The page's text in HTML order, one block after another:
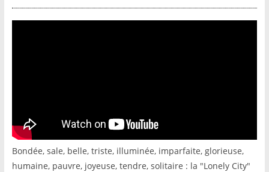
Bondée, sale, belle, triste, illuminée, imparfaite, glorieuse,
humaine, pauvre, joyeuse, tendre, solitaire : la "Lonely City"